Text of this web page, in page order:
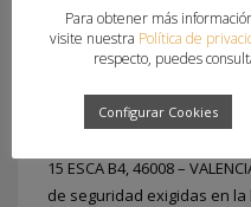
Se le informa que los
web, serán tratados por
15 ESCA B4, 46008 –
de seguridad exigidas en
Para obtener más
visite nuestra Política de
respecto, puedes
Configurar Cookies